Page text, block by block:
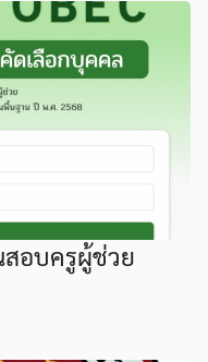
อบครูผู้ช่วย